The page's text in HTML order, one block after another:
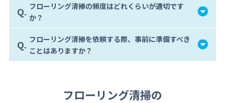
Q. フローリング清掃の頻度はどれくらいが適切です
か？
Q. フローリング清掃を依頼する際、事前に準備すべき
ことはありますか？
フローリング清掃の